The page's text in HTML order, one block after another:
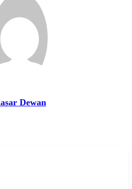
Dewan